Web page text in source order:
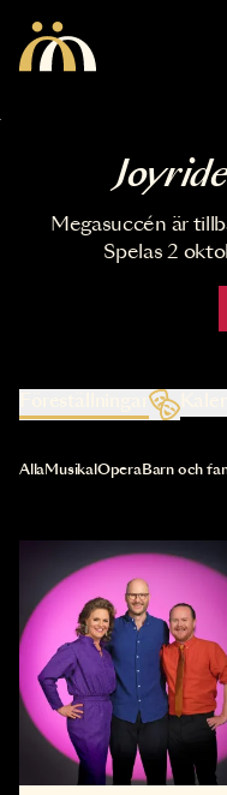
Megasuccén är
Spelas 2
Val av kategori uppdaterar
AllaMusikal OperaBarn och